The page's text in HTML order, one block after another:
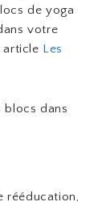
de yoga
votre
article Les
blocs dans
rééducation,